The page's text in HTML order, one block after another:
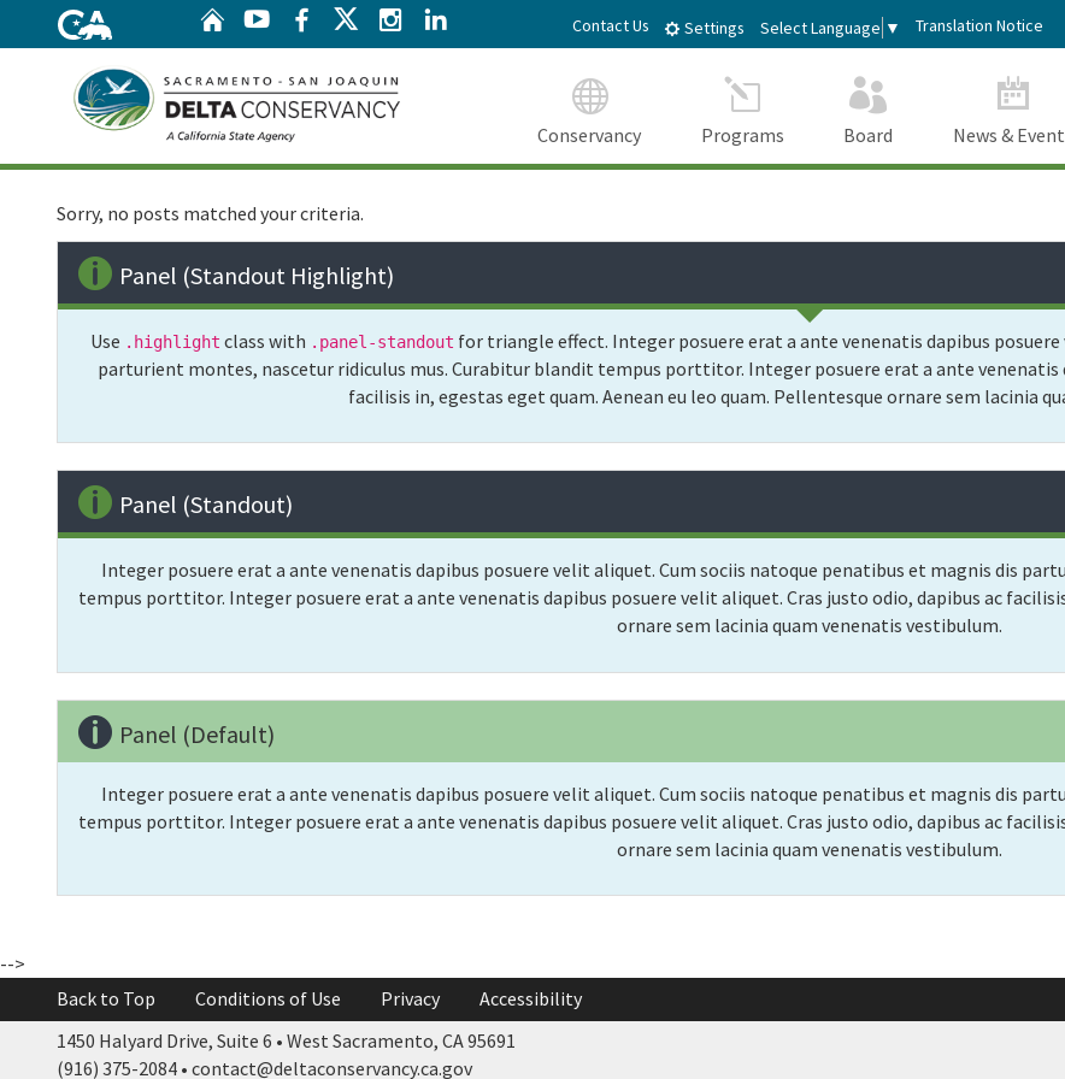
to
Content
HomeYouTubeFacebook
Twitter
Instagram Contact Us Settings Select Language ▼ Translation Notice
Conservancy Programs Board News &
Sorry, no posts matched your criteria.
Panel (Standout Highlight)
Use .highlight class with .panel-standout for triangle effect. Integer posuere erat a ante venenatis dapibus
parturient montes, nascetur ridiculus mus. Curabitur blandit tempus porttitor. Integer posuere erat a ante venenatis
facilisis in, egestas eget quam. Aenean eu leo quam. Pellentesque ornare sem lacinia
Panel (Standout)
Integer posuere erat a ante venenatis dapibus posuere velit aliquet. Cum sociis natoque penatibus et magnis dis
tempus porttitor. Integer posuere erat a ante venenatis dapibus posuere velit aliquet. Cras justo odio, dapibus ac
ornare sem lacinia quam venenatis vestibulum.
Panel (Default)
Integer posuere erat a ante venenatis dapibus posuere velit aliquet. Cum sociis natoque penatibus et magnis dis
tempus porttitor. Integer posuere erat a ante venenatis dapibus posuere velit aliquet. Cras justo odio, dapibus ac
ornare sem lacinia quam venenatis vestibulum.
-->
Back to Top
Conditions of Use Privacy Accessibility
1450 Halyard Drive, Suite 6 • West Sacramento, CA 95691
(916) 375-2084 • contact@deltaconservancy.ca.gov